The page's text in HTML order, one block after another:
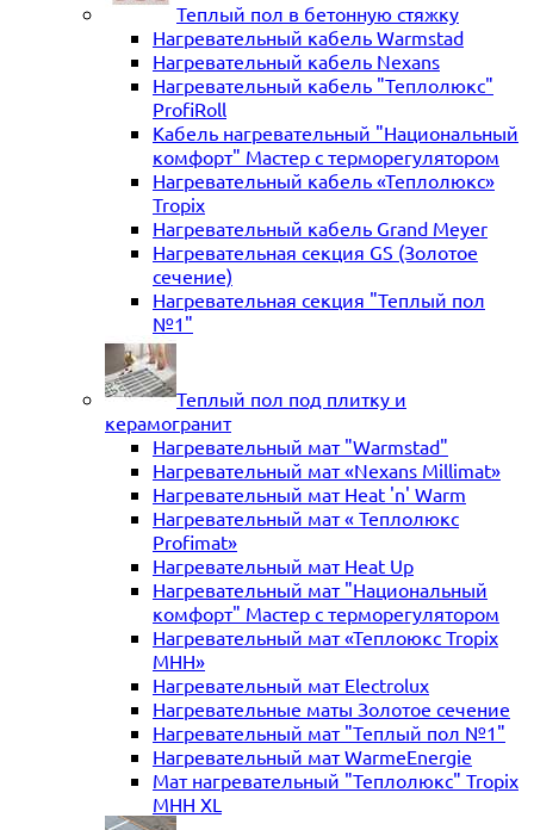
Теплый пол в бетонную стяжку
Нагревательный кабель Warmstad
Нагревательный кабель Nexans
Нагревательный кабель "Теплолюкс"
ProfiRoll
Кабель нагревательный "Национальный
комфорт" Мастер с терморегулятором
Нагревательный кабель «Теплолюкс»
Tropix
Нагревательный кабель Grand Meyer
Нагревательная секция GS (Золотое
сечение)
Нагревательная секция "Теплый пол
№1"
Теплый пол под плитку и
керамогранит
Нагревательный мат "Warmstad"
Нагревательный мат «Nexans Millimat»
Нагревательный мат Heat 'n' Warm
Нагревательный мат « Теплолюкс
Profimat»
Нагревательный мат Heat Up
Нагревательный мат "Национальный
комфорт" Мастер с терморегулятором
Нагревательный мат «Теплоюкс Tropix
MHH»
Нагревательный мат Electrolux
Нагревательные маты Золотое сечение
Нагревательный мат "Теплый пол №1"
Нагревательный мат WarmeEnergie
Мат нагревательный "Теплолюкс" Tropix
МНН XL